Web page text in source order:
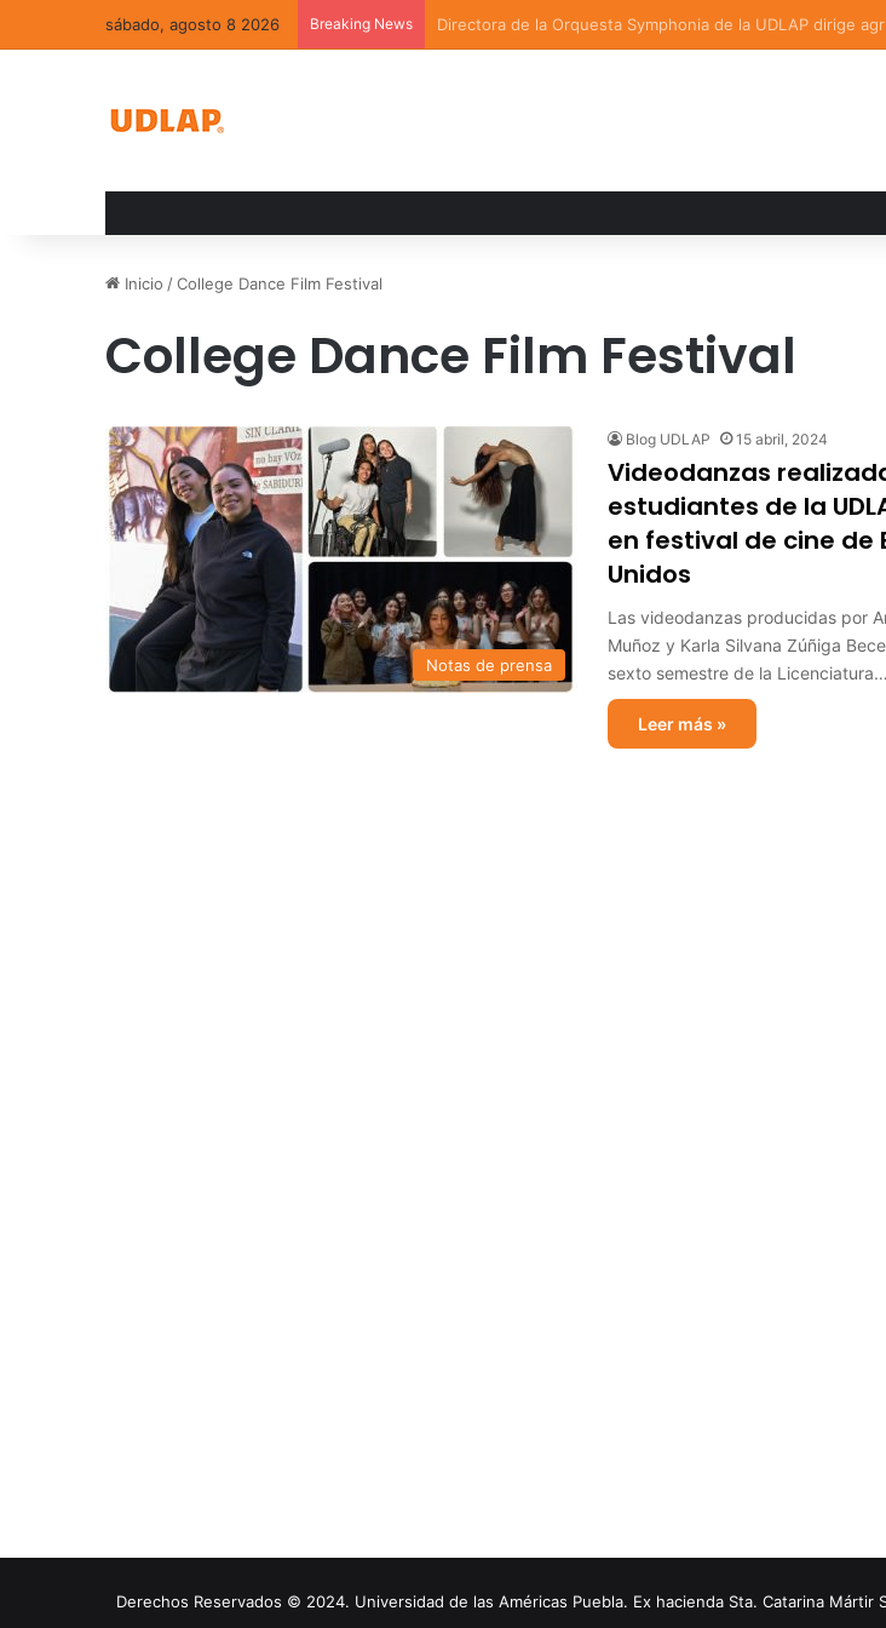
sábado, agosto 8 2026 Breaking News La convivencia familiar marca el cierre del Curso de
Inicio /College Dance Film Festival
College Dance Film Festival
Notas de prensa
Blog UDLAP 15 abril, 2024
Videodanzas
estudiantes de la
en festival de cine de
Unidos
Las videodanzas producidas por
Muñoz y Karla Silvana Zúñiga
sexto semestre de la Licenciatura…
Leer más »
Derechos Reservados © 2024. Universidad de las Américas Puebla. Ex hacienda Sta. Catarina